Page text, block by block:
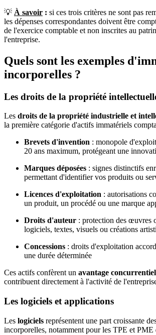
💡 À savoir : si ces trois critères ne sont pas
les dépenses correspondantes doivent être
de l'exercice comptable et non inscrites au
l'entreprise.
Quels sont les exemples
incorporelles ?
Les droits de la propriété
Les droits de la propriété industrielle et
la première catégorie d'actifs immatériels
Brevets d'invention : monopole
20 ans maximum, protégeant une
Marques déposées : signes distinctifs
permettant d'identifier vos produits ou
Licences d'exploitation : autorisations
un produit, un procédé ou une marque
Droits d'auteur : protection des œuvres
logiciels, textes, visuels ou créations
Concessions : droits d'exploitation
une durée déterminée
Ces actifs confèrent un avantage
contribuent directement à l'activité de
Les logiciels et applications
Les logiciels représentent une part croissante
incorporelles, notamment pour les TPE et PME